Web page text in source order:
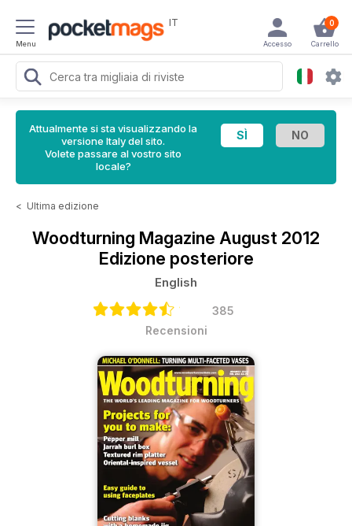
Menu
IT 0
Carrello
Accesso
Attualmente si sta visualizzando la
versione Italy del sito.
Volete passare al vostro sito
locale?
< Ultima edizione
Woodturning Magazine August 2012
Edizione posteriore
English
385
Recensioni